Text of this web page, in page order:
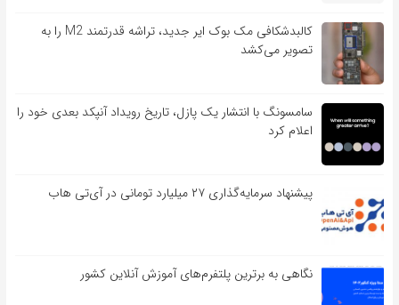
کالبدشکافی مک بوک ایر جدید، تراشه قدرتمند M2 را به
تصویر می‌کشد
سامسونگ با انتشار یک پازل، تاریخ رویداد آنپکد بعدی خود را
اعلام کرد
پیشنهاد سرمایه‌گذاری ۲۷ میلیارد تومانی در آی‌تی هاب
نگاهی به برترین پلتفرم‌های آموزش آنلاین کشور